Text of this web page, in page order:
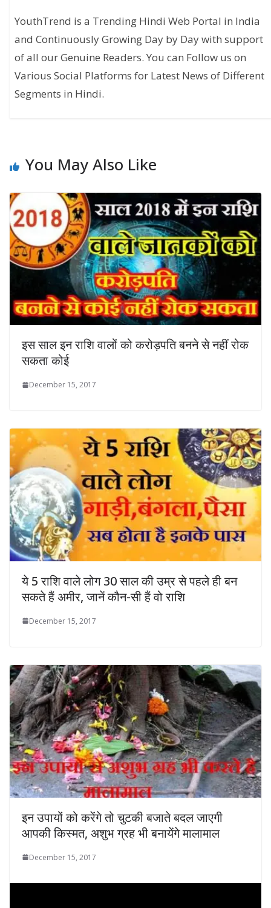
YouthTrend is a Trending Hindi Web Portal in India
and Continuously Growing Day by Day with support
of all our Genuine Readers. You can Follow us on
Various Social Platforms for Latest News of Different
Segments in Hindi.
You May Also Like
इस साल इन राशि वालों को करोड़पति बनने से नहीं रोक
सकता कोई
December 15, 2017
ये 5 राशि वाले लोग 30 साल की उम्र से पहले ही बन
सकते हैं अमीर, जानें कौन-सी हैं वो राशि
December 15, 2017
इन उपायों को करेंगे तो चुटकी बजाते बदल जाएगी
आपकी किस्मत, अशुभ ग्रह भी बनायेंगे मालामाल
December 15, 2017